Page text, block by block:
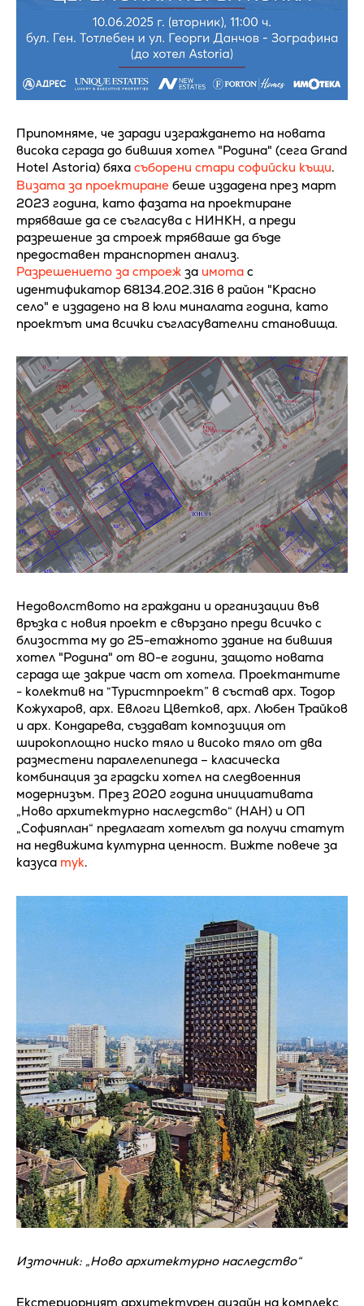
Припомняме, че заради изграждането на новата
висока сграда до бившия хотел "Родина" (сега Grand
Hotel Astoria) бяха съборени стари софийски къщи.
Визата за проектиране беше издадена през март
2023 година, като фазата на проектиране
трябваше да се съгласува с НИНКН, а преди
разрешение за строеж трябваше да бъде
предоставен транспортен анализ.
Разрешението за строеж за имота с
идентификатор 68134.202.316 в район "Красно
село" е издадено на 8 юли миналата година, като
проектът има всички съгласувателни становища.
Недоволството на граждани и организации във
връзка с новия проект е свързано преди всичко с
близостта му до 25-етажното здание на бившия
хотел "Родина" от 80-е години, защото новата
сграда ще закрие част от хотела. Проектантите
- колектив на “Туристпроект” в състав арх. Тодор
Кожухаров, арх. Евлоги Цветков, арх. Любен Трайков
и арх. Кондарева, създават композиция от
широкоплощно ниско тяло и високо тяло от два
разместени паралелепипеда – класическа
комбинация за градски хотел на следвоенния
модернизъм. През 2020 година инициативата
„Ново архитектурно наследство“ (НАН) и ОП
„Софияплан“ предлагат хотелът да получи статут
на недвижима културна ценност. Вижте повече за
казуса тук.
Източник: „Ново архитектурно наследство“
Екстериорният архитектурен дизайн на комплекс